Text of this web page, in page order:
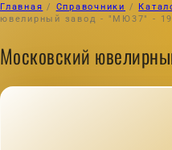
Главная / Справочники /
ювелирный завод - "МЮ37" -
Московский